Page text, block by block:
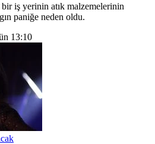
iş yerinin atık malzemelerinin
paniğe neden oldu.
13:10